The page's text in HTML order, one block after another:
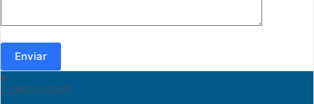
Enviar
COMO USAR